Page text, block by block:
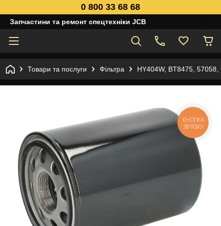
0 800 33 68 68
Запчастини та ремонт спецтехніки JCB
Товари та послуги Фільтра HY404W, BT8475,
КНОПКА
ЗВ'ЯЗКУ